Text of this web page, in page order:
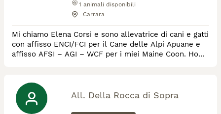
1 animali disponibili
Carrara
Mi chiamo Elena Corsi e sono allevatrice di cani e gatti
con affisso ENCI/FCI per il Cane delle Alpi Apuane e
affisso AFSI – AGI – WCF per i miei Maine Coon. Ho
formazione, benessere e corretta gestione del cane.
Gestisco anche un’associazione dedicata alla tutela,
conservazione e selezione d
All. Della Rocca di Sopra